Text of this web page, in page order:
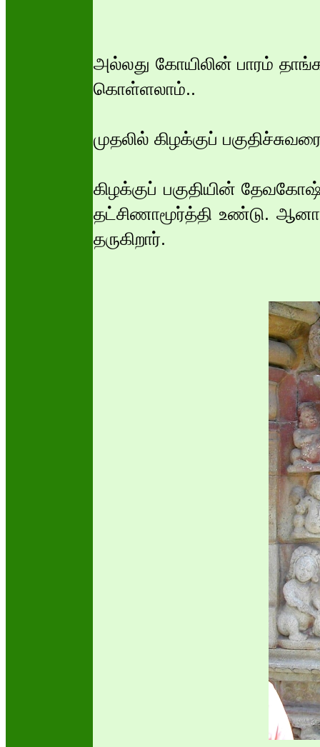
அல்லது கோயிலின் பாரம்
கொள்ளலாம்..
முதலில் கிழக்குப்
கிழக்குப் பகுதியின்
தட்சிணாமூர்த்தி உண்டு.
தருகிறார்.